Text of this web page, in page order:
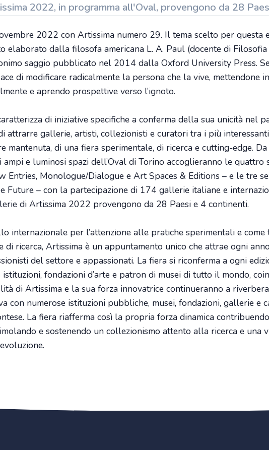
2022, in programma all'Oval, provengono da 28
2022 con Artissima numero 29. Il tema scelto per questa
elaborato dalla filosofa americana L. A. Paul (docente di
saggio pubblicato nel 2014 dalla Oxford University Press.
di modificare radicalmente la persona che la vive, mettendone
e aprendo prospettive verso l’ignoto.
di iniziative specifiche a conferma della sua unicità nel
attrarre gallerie, artisti, collezionisti e curatori tra i più
mantenuta, di una fiera sperimentale, di ricerca e cutting-edge.
e luminosi spazi dell’Oval di Torino accoglieranno le quattro
Entries, Monologue/Dialogue e Art Spaces & Editions – e le tre
Future – con la partecipazione di 174 gallerie italiane e
di Artissima 2022 provengono da 28 Paesi e 4 continenti.
internazionale per l’attenzione alle pratiche sperimentali e
di ricerca, Artissima è un appuntamento unico che attrae ogni
del settore e appassionati. La fiera si riconferma a ogni
fondazioni d’arte e patron di musei di tutto il mondo,
di Artissima e la sua forza innovatrice continueranno a
con numerose istituzioni pubbliche, musei, fondazioni, gallerie e
La fiera riafferma così la propria forza dinamica
e sostenendo un collezionismo attento alla ricerca e una